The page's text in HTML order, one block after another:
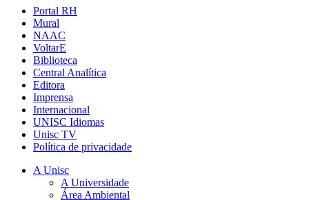
Portal RH
Mural
NAAC
VoltarE
Biblioteca
Central Analítica
Editora
Imprensa
Internacional
UNISC Idiomas
Unisc TV
Política de privacidade
A Unisc
A Universidade
Área Ambiental